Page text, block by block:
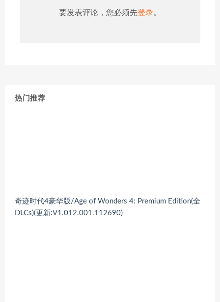
要发表评论，您必须先登录。
热门推荐
奇迹时代4豪华版/Age of Wonders 4: Premium Edition(全
DLCs)(更新:V1.012.001.112690)